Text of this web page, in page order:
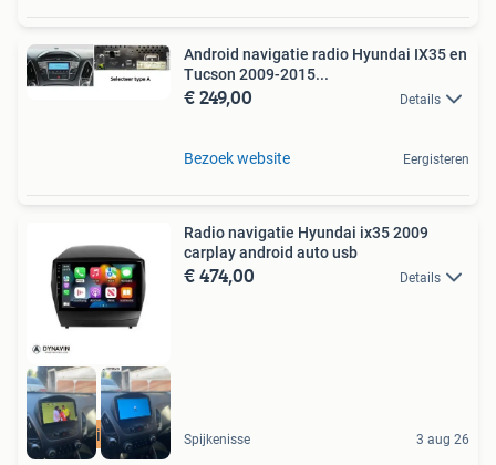
Android navigatie radio Hyundai IX35 en
Tucson 2009-2015...
€ 249,00 Details
Bezoek website Eergisteren
met gratis camera
Radio navigatie Hyundai ix35 2009
carplay android auto usb
€ 474,00 Details
Spijkenisse 3 aug 26